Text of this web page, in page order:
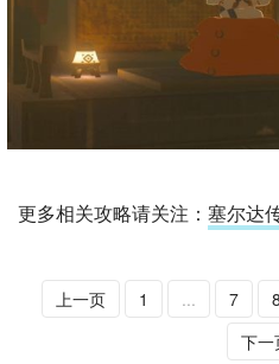
更多相关攻略请关注： 塞尔达
上一页 1 ... 7 8
下一